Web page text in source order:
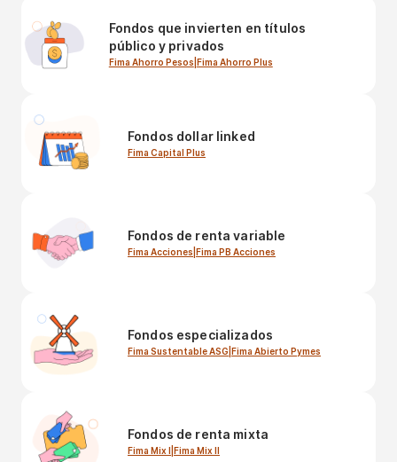
Fondos que invierten en títulos
público y privados
Fima Ahorro Pesos Fima Ahorro Plus
Fondos dollar linked
Fima Capital Plus
Fondos de renta variable
Fima Acciones Fima PB Acciones
Fondos especializados
Fima Sustentable ASG Fima Abierto Pymes
Fondos de renta mixta
Fima Mix I Fima Mix II